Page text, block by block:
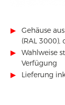
▶
Gehäuse
(RAL 3000),
▶
Wahlweise
Verfügung
▶
Lieferung